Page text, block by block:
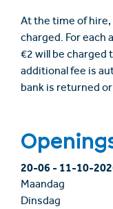
At the time of hire,
charged. For each
€2 will be charged
additional fee is
bank is returned
20-06-11-10-
Maandag
Dinsdag